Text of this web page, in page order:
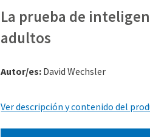
La prueba de
adultos
Autor/es: David Wechsler
Ver descripción y contenido del